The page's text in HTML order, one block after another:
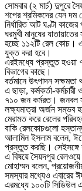
সোমবার (২ মার্চ) দুপুরে
শপের শ্রমিকদের যেন
নির্ধারিত আট ঘণ্টা
ঘরমুখী মানুষের
হচ্ছে ১১২টি রেল কোচ।
যুক্ত করা হবে।
এরইমধ্যে প্রস্তুত হওয়া
বিভাগের কাছে।
বর্তমানে উৎপাদন
এ ছাড়া, কর্মকর্তা-
৭১০ জন কর্মরত। জনবল
লক্ষ্যমাত্রা অর্জন সম্ভব
মেরামত করে রেলের
বাকি রেলকোচগুলো
আলামিন ইসলাম বলেন,
প্রস্তুত করছি। সেইসঙ্গে
এ বিষয়ে সৈয়দপুর রেলওয়ে
মোহাম্মদ বলেন,
সমস্যার মধ্যেও এবারের
এরমধ্যে ১০০টি সিডিউল